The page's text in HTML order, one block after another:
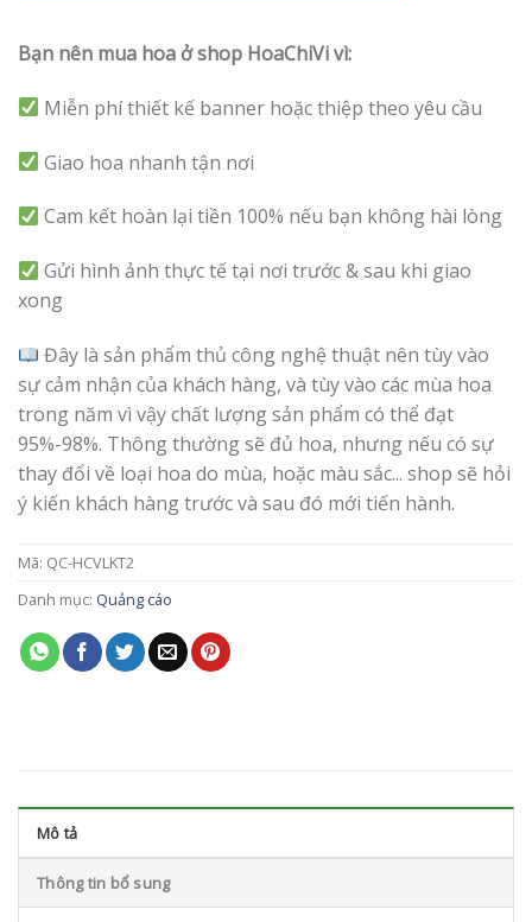
Bạn nên mua hoa ở shop HoaChiVi vì:
Miễn phí thiết kế banner hoặc thiệp theo yêu cầu
Giao hoa nhanh tận nơi
Cam kết hoàn lại tiền 100% nếu bạn không hài lòng
Gửi hình ảnh thực tế tại nơi trước & sau khi giao
xong
Đây là sản phẩm thủ công nghệ thuật nên tùy vào
sự cảm nhận của khách hàng, và tùy vào các mùa hoa
trong năm vì vậy chất lượng sản phẩm có thể đạt
95%-98%. Thông thường sẽ đủ hoa, nhưng nếu có sự
thay đổi về loại hoa do mùa, hoặc màu sắc... shop sẽ hỏi
ý kiến khách hàng trước và sau đó mới tiến hành.
Mã: QC-HCVLKT2
Danh mục: Quảng cáo
Mô tả
Thông tin bổ sung